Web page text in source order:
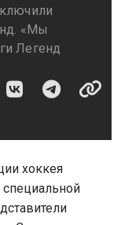
«Мы
Легенд
хоккея